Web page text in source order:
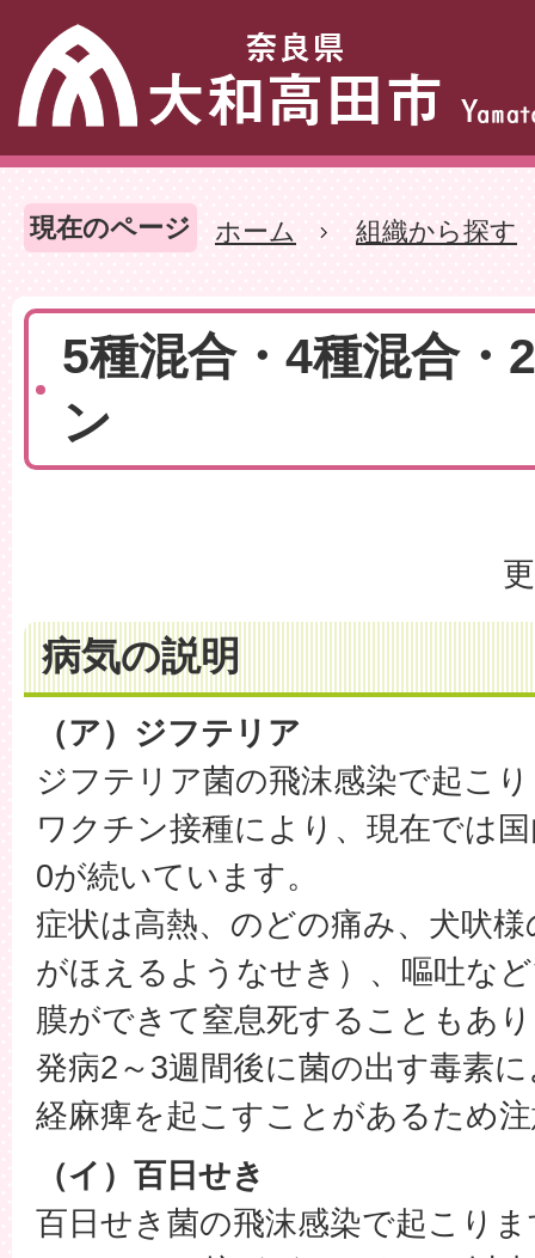
現在のページ ホーム 組織から探す
5種混合・4種混合・
ン
病気の説明
（ア）ジフテリア
ジフテリア菌の飛沫感染で起こ
ワクチン接種により、現在では
0が続いています。
症状は高熱、のどの痛み、犬吠
がほえるようなせき）、嘔吐な
膜ができて窒息死することもあ
発病2～3週間後に菌の出す毒素
経麻痺を起こすことがあるため
（イ）百日せき
百日せき菌の飛沫感染で起こり